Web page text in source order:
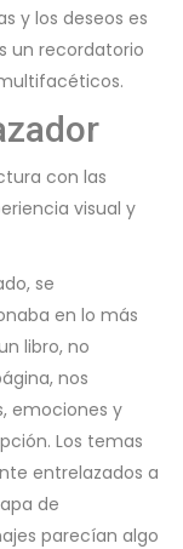
y los deseos es
un recordatorio
con las
visual y
se
en lo más
libro, no
nos
emociones y
Los temas
entrelazados a
de
parecían algo